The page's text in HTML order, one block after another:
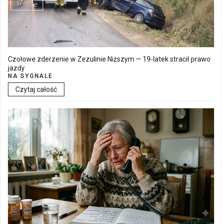
18 Cze
Czołowe zderzenie w Zezulinie Niższym — 19-latek stracił prawo
jazdy
NA SYGNALE
Czytaj całość